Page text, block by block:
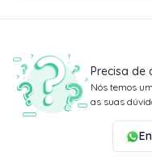
Precisa de
Nós temos
as suas